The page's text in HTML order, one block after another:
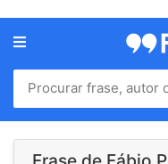
Menu
Home
Autores